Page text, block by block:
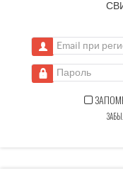
Email при
Пароль